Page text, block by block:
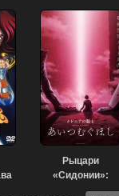
Рыцари
«Сидонии»:
Звезда, вокруг